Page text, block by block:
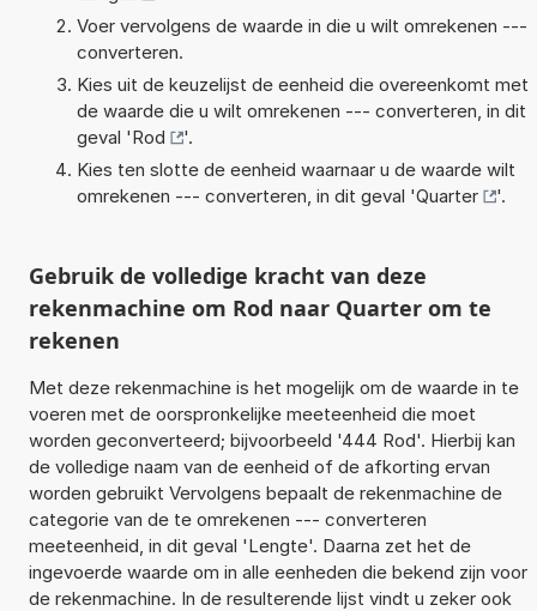
Voer vervolgens de waarde in die u wilt omrekenen ---
converteren.
Kies uit de keuzelijst de eenheid die overeenkomt met
de waarde die u wilt omrekenen --- converteren, in dit
geval 'Rod
'.
Kies ten slotte de eenheid waarnaar u de waarde wilt
omrekenen --- converteren, in dit geval 'Quarter '.
Gebruik de volledige kracht van deze
rekenmachine om Rod naar Quarter om te
rekenen
Met deze rekenmachine is het mogelijk om de waarde in te
voeren met de oorspronkelijke meeteenheid die moet
worden geconverteerd; bijvoorbeeld '444 Rod'. Hierbij kan
de volledige naam van de eenheid of de afkorting ervan
worden gebruikt Vervolgens bepaalt de rekenmachine de
categorie van de te omrekenen --- converteren
meeteenheid, in dit geval 'Lengte'. Daarna zet het de
ingevoerde waarde om in alle eenheden die bekend zijn voor
de rekenmachine. In de resulterende lijst vindt u zeker ook